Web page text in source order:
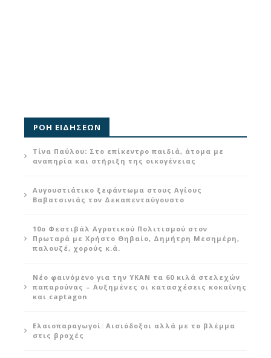
ΡΟΗ ΕΙΔΗΣΕΩΝ
Τίνα Παύλου: Στο επίκεντρο παιδιά, άτομα με
αναπηρία και στήριξη της οικογένειας
Αυγουστιάτικο ξεφάντωμα στους Αγίους
Βαβατσινιάς τον Δεκαπενταύγουστο
10ο Φεστιβάλ Αγροτικού Πολιτισμού στον
Πρωταρά με Χρήστο Θηβαίο, Δημήτρη Μεσημέρη,
παλουζέ, χορούς κ.ά.
Νέο φαινόμενο για την ΥΚΑΝ τα 60 κιλά στελεχών
παπαρούνας – Αυξημένες οι κατασχέσεις κοκαΐνης
και captagon
Ελαιοπαραγωγοί: Αισιόδοξοι αλλά με το βλέμμα
στις βροχές